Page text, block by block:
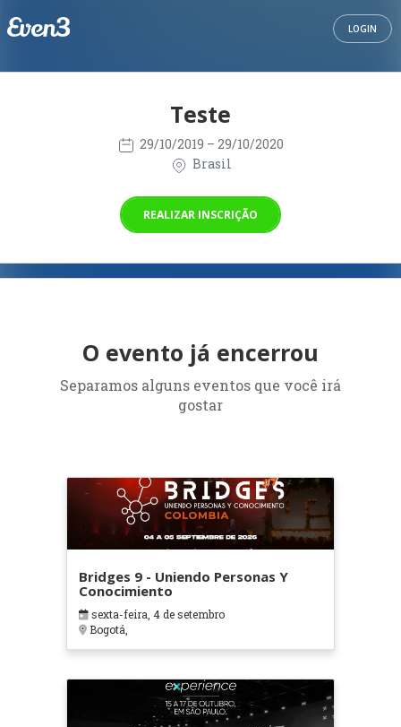
LOGIN
Teste
29/10/2019 – 29/10/2020
Brasil
REALIZAR INSCRIÇÃO
O evento já encerrou
Separamos alguns eventos que você irá
gostar
Bridges 9 - Uniendo Personas Y
Conocimiento
sexta-feira, 4 de setembro
Bogotá,